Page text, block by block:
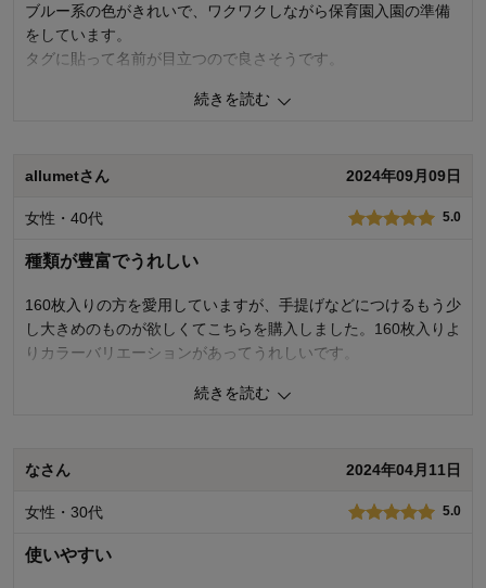
お子様の年齢：
ブルー系の色がきれいで、ワクワクしながら保育園入園の準備
をしています。
タグに貼って名前が目立つので良さそうです。
人が参考になりました
お子さまのお気に入り度
着心地･使用感
購入商品：
お子様の年齢：
続きを読む
allumetさん 2024年09月09日
女性・40代 5.0
種類が豊富でうれしい
160枚入りの方を愛用していますが、手提げなどにつけるもう少
し大きめのものが欲しくてこちらを購入しました。160枚入りよ
りカラーバリエーションがあってうれしいです。
人が参考になりました
お子さまのお気に入り度：
続きを読む
なさん 2024年04月11日
女性・30代 5.0
使いやすい